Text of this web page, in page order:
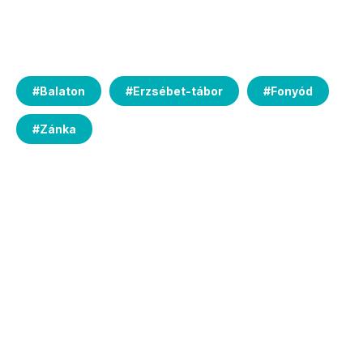
#Balaton #Erzsébet-tábor #Fonyód
#Zánka